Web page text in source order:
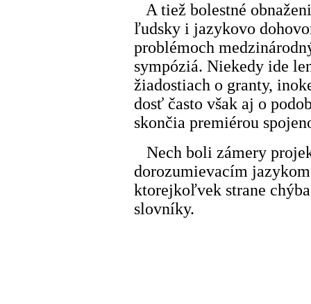
A tiež bolestné
ľudsky i jazykovo
problémoch
sympóziá. Niekedy ide
žiadostiach o granty,
dosť často však aj o
skončia premiérou
Nech boli zámery
dorozumievacím
ktorejkoľvek strane
slovníky.